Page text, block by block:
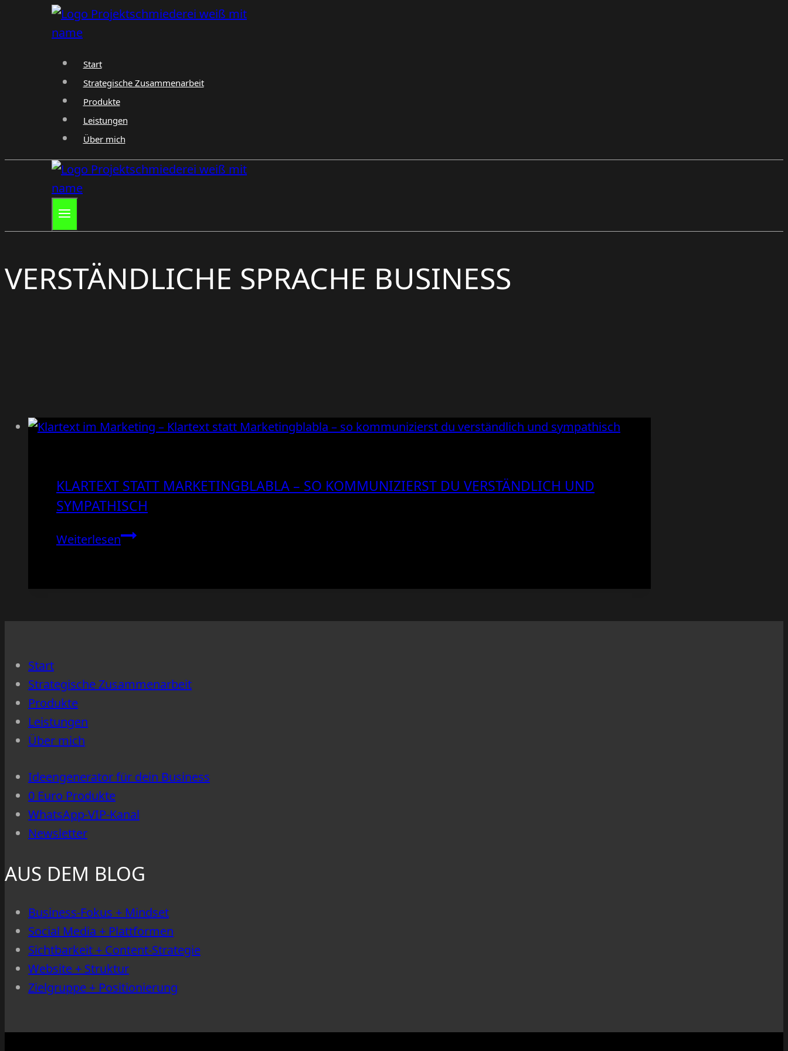
Start
Strategische Zusammenarbeit
Produkte
Leistungen
Über mich
VERSTÄNDLICHE SPRACHE BUSINESS
KLARTEXT STATT MARKETINGBLABLA – SO KOMMUNIZIERST DU VERSTÄNDLICH UND
SYMPATHISCH
WeiterlesenKlartext
–
und
Start
Strategische Zusammenarbeit
Produkte
Leistungen
Über mich
Ideengenerator für dein Business
0 Euro Produkte
WhatsApp-VIP-Kanal
Newsletter
AUS DEM BLOG
Business-Fokus + Mindset
Social Media + Plattformen
Sichtbarkeit + Content-Strategie
Website + Struktur
Zielgruppe + Positionierung